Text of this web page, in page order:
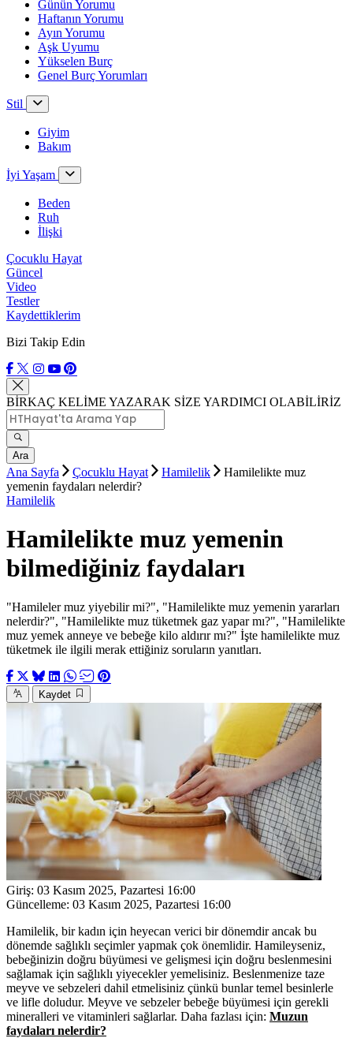
Günün Yorumu
Haftanın Yorumu
Ayın Yorumu
Aşk Uyumu
Yükselen Burç
Genel Burç Yorumları
Stil
Giyim
Bakım
İyi Yaşam
Beden
Ruh
İlişki
Çocuklu Hayat
Güncel
Video
Testler
Kaydettiklerim
Bizi Takip Edin
BİRKAÇ KELİME YAZARAK SİZE YARDIMCI OLABİLİRİZ
Ara
Ana Sayfa Çocuklu Hayat Hamilelik
Hamilelikte muz
yemenin faydaları nelerdir?
Hamilelik
Hamilelikte muz yemenin
bilmediğiniz faydaları
"Hamileler muz yiyebilir mi?", "Hamilelikte muz yemenin yararları
nelerdir?", "Hamilelikte muz tüketmek gaz yapar mı?", "Hamilelikte
muz yemek anneye ve bebeğe kilo aldırır mı?" İşte hamilelikte muz
tüketmek ile ilgili merak ettiğiniz soruların yanıtları.
Kaydet
Giriş: 03 Kasım 2025, Pazartesi 16:00
Güncelleme: 03 Kasım 2025, Pazartesi 16:00
Hamilelik, bir kadın için heyecan verici bir dönemdir ancak bu
dönemde sağlıklı seçimler yapmak çok önemlidir. Hamileyseniz,
bebeğinizin doğru büyümesi ve gelişmesi için doğru beslenmesini
sağlamak için sağlıklı yiyecekler yemelisiniz. Beslenmenize taze
meyve ve sebzeleri dahil etmelisiniz çünkü bunlar temel besinlerle
ve lifle doludur. Meyve ve sebzeler bebeğe büyümesi için gerekli
mineralleri ve vitaminleri sağlarlar. Daha fazlası için: Muzun
faydaları nelerdir?